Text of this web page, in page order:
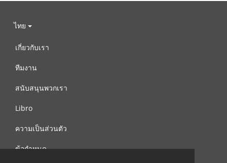
ไทย
เกี่ยวกับเรา
ทีมงาน
สนับสนุนพวกเรา
Libro
ความเป็นส่วนตัว
ข้อกำหนด